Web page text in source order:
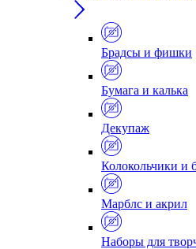
Брадсы и фишки
Бумага и калька
Декупаж
Колокольчики и
Марблс и акрил
Наборы для